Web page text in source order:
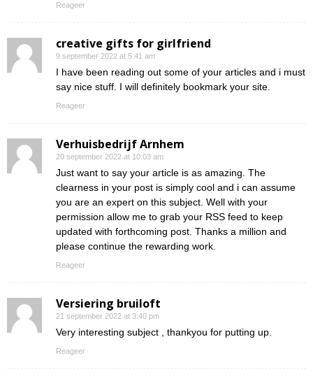
Reageer
creative gifts for girlfriend
9 september 2022 at 5:41 am
I have been reading out some of your articles and i must
say nice stuff. I will definitely bookmark your site.
Reageer
Verhuisbedrijf Arnhem
20 september 2022 at 10:03 am
Just want to say your article is as amazing. The
clearness in your post is simply cool and i can assume
you are an expert on this subject. Well with your
permission allow me to grab your RSS feed to keep
updated with forthcoming post. Thanks a million and
please continue the rewarding work.
Reageer
Versiering bruiloft
21 september 2022 at 3:40 pm
Very interesting subject , thankyou for putting up.
Reageer